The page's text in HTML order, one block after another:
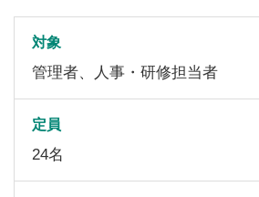
対象
管理者、人事・研修担当者
定員
24名